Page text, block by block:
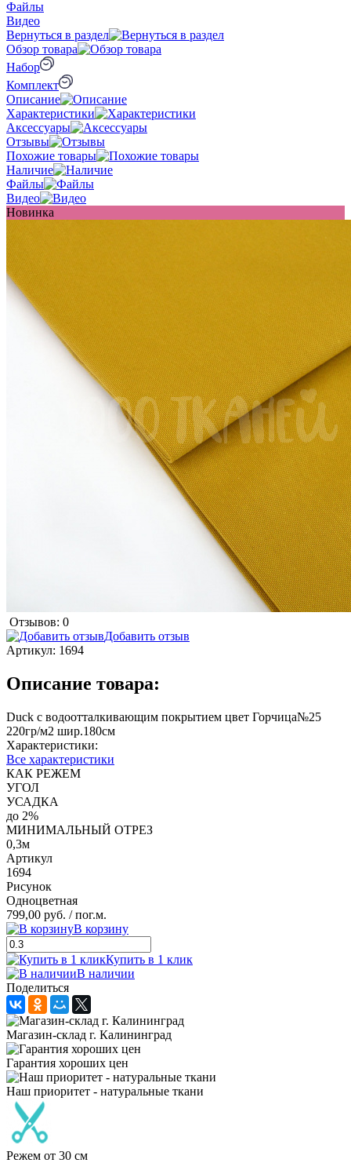
Файлы
Видео
Вернуться в раздел
Обзор товара
Набор
Комплект
Описание
Характеристики
Аксессуары
Отзывы
Похожие товары
Наличие
Файлы
Видео
Новинка
Отзывов: 0
Добавить отзыв
Артикул: 1694
Описание товара:
Duck с водоотталкивающим покрытием цвет Горчица№25
220гр/м2 шир.180см
Характеристики:
Все характеристики
КАК РЕЖЕМ
УГОЛ
УСАДКА
до 2%
МИНИМАЛЬНЫЙ ОТРЕЗ
0,3м
Артикул
1694
Рисунок
Одноцветная
799,00 руб. / пог.м.
В корзину
Купить в 1 клик
В наличии
Поделиться
Магазин-склад г. Калининград
Гарантия хороших цен
Наш приоритет - натуральные ткани
Режем от 30 см